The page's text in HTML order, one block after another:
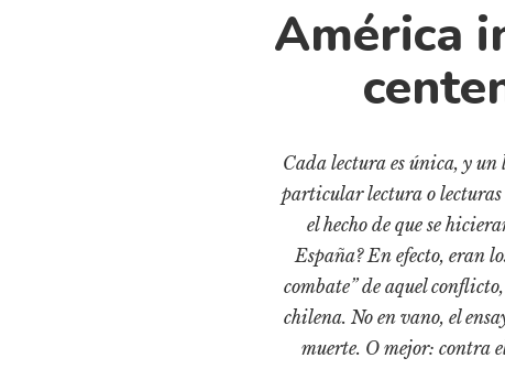
América
Cada lectura es única, y
particular lectura o lecturas
el hecho de que se
España? En efecto, eran
combate” de aquel
chilena. No en vano, el
muerte. O mejor: contra